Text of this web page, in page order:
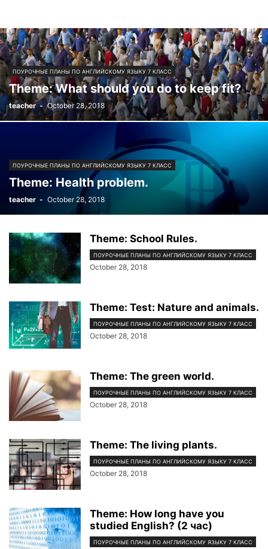
ПОУРОЧНЫЕ ПЛАНЫ ПО АНГЛИЙСКОМУ ЯЗЫКУ 7 КЛАСС
Тheme: What should you do to keep fit?
teacher - October 28, 2018
ПОУРОЧНЫЕ ПЛАНЫ ПО АНГЛИЙСКОМУ ЯЗЫКУ 7 КЛАСС
Тheme: Health problem.
teacher - October 28, 2018
Тheme: School Rules.
ПОУРОЧНЫЕ ПЛАНЫ ПО АНГЛИЙСКОМУ ЯЗЫКУ 7 КЛАСС
October 28, 2018
Theme: Test: Nature and animals.
ПОУРОЧНЫЕ ПЛАНЫ ПО АНГЛИЙСКОМУ ЯЗЫКУ 7 КЛАСС
October 28, 2018
Theme: The green world.
ПОУРОЧНЫЕ ПЛАНЫ ПО АНГЛИЙСКОМУ ЯЗЫКУ 7 КЛАСС
October 28, 2018
Theme: The living plants.
ПОУРОЧНЫЕ ПЛАНЫ ПО АНГЛИЙСКОМУ ЯЗЫКУ 7 КЛАСС
October 28, 2018
Theme: How long have you
studied English? (2 час)
ПОУРОЧНЫЕ ПЛАНЫ ПО АНГЛИЙСКОМУ ЯЗЫКУ 7 КЛАСС